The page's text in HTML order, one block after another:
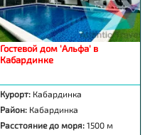
Гостевой дом 'Альфа' в
Кабардинке
Курорт: Кабардинка
Район: Кабардинка
Расстояние до моря:1500 м